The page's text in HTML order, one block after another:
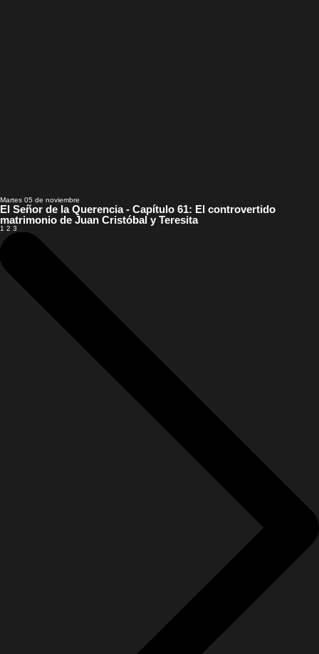
Martes 05 de noviembre
El Señor de la Querencia - Capítulo 61: El controvertido
matrimonio de Juan Cristóbal y Teresita
1 2 3